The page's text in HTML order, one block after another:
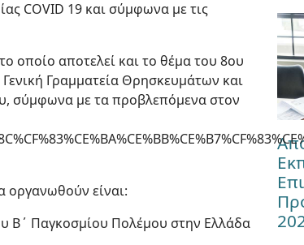
COVID 19 και σύμφωνα με τις
το οποίο αποτελεί και το θέμα του 8ου
Γραμματεία Θρησκευμάτων και
σύμφωνα με τα προβλεπόμενα στον
είναι:
Β΄ Παγκοσμίου Πολέμου στην Ελλάδα